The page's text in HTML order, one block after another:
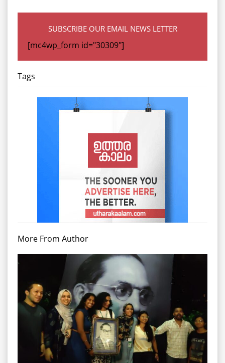
SUBSCRIBE OUR EMAIL NEWS LETTER
[mc4wp_form id="30309"]
Tags
More From Author